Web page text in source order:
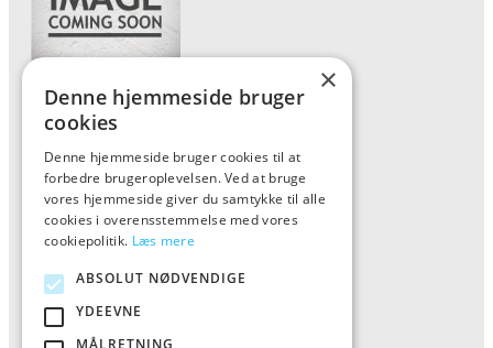
Forside
Vis alle produkter
Kontakt
Oversigt artikler
ALFA
×
Denne hjemmeside bruger
cookies
Denne hjemmeside bruger cookies til at
forbedre brugeroplevelsen. Ved at bruge
vores hjemmeside giver du samtykke til alle
cookies i overensstemmelse med vores
cookiepolitik. Læs mere
ABSOLUT NØDVENDIGE
YDEEVNE
MÅLRETNING